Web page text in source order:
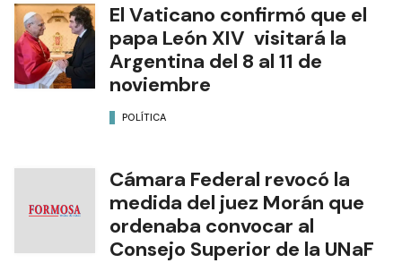
El Vaticano confirmó que el
papa León XIV visitará la
Argentina del 8 al 11 de
noviembre
POLÍTICA
Cámara Federal revocó la
medida del juez Morán que
ordenaba convocar al
Consejo Superior de la UNaF